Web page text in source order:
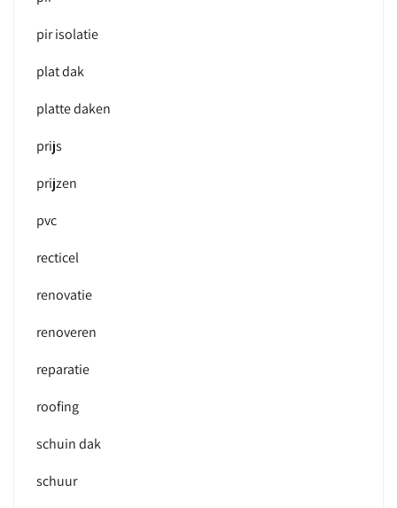
pir isolatie
plat dak
platte daken
prijs
prijzen
pvc
recticel
renovatie
renoveren
reparatie
roofing
schuin dak
schuur